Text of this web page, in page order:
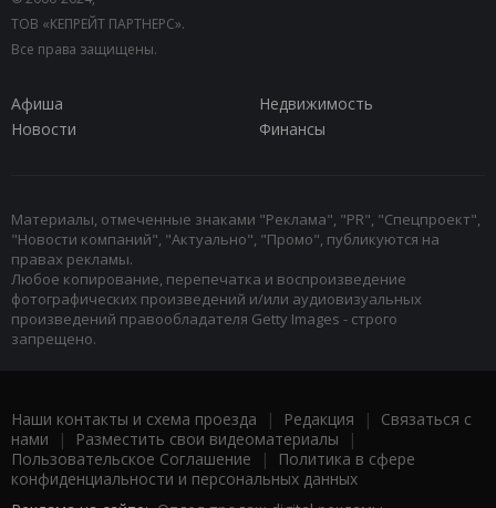
ТОВ «КЕПРЕЙТ ПАРТНЕРС».
Все права защищены.
Афиша
Недвижимость
Новости
Финансы
Материалы, отмеченные знаками "Реклама", "PR", "Спецпроект",
"Новости компаний", "Актуально", "Промо", публикуются на
правах рекламы.
Любое копирование, перепечатка и воспроизведение
фотографических произведений и/или аудиовизуальных
произведений правообладателя Getty Images - строго
запрещено.
Наши контакты и схема проезда | Редакция | Связаться с
нами | Разместить свои видеоматериалы |
Пользовательское Соглашение |
Политика в сфере
конфиденциальности и персональных данных